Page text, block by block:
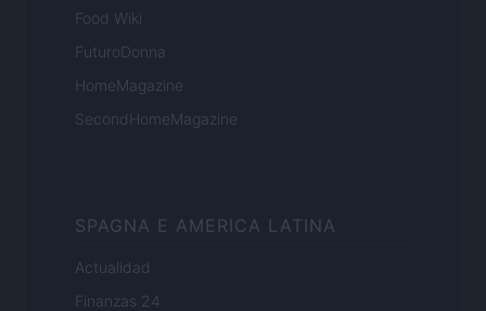
Food Wiki
FuturoDonna
HomeMagazine
SecondHomeMagazine
SPAGNA E AMERICA LATINA
Actualidad
Finanzas 24